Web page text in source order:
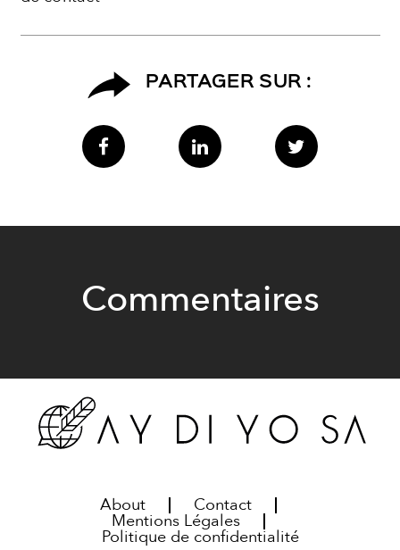
PARTAGER SUR :
Commentaires
About Contact
Mentions Légales
Politique de confidentialité